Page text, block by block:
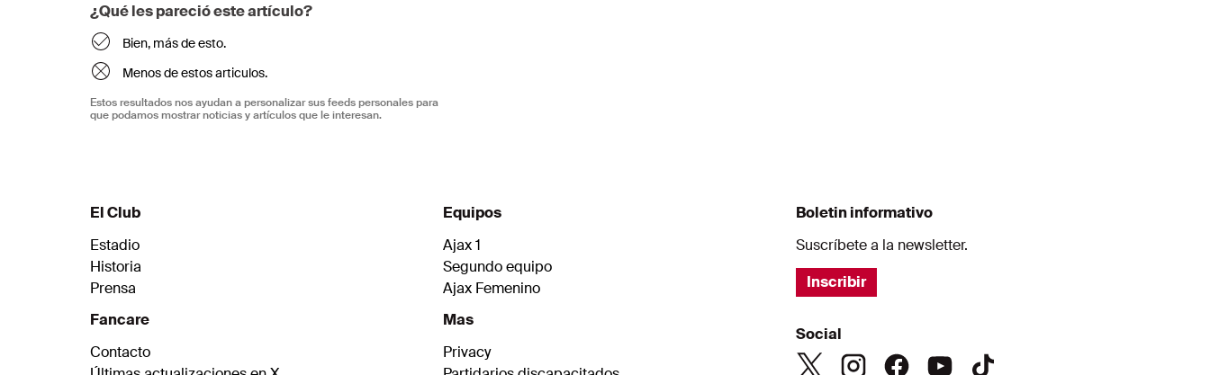
¿Qué les pareció este artículo?
Bien, más de esto.
Menos de estos articulos.
Estos resultados nos ayudan a personalizar sus feeds personales para
que podamos mostrar noticias y artículos que le interesan.
El Club
Estadio
Historia
Prensa
Fancare
Contacto
Equipos
Ajax 1
Segundo equipo
Ajax Femenino
Mas
Privacy
Boletin informativo
Suscríbete a la newsletter.
Inscribir
Social